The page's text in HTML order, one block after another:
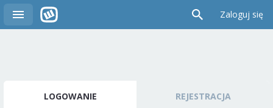
Zaloguj się
LOGOWANIE REJESTRACJA